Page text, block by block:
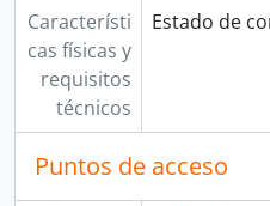
Característi
cas físicas y
requisitos
técnicos
Estado de
Puntos de acceso